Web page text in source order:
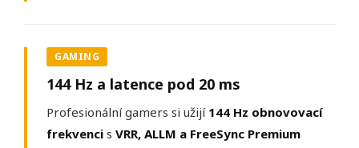
GAMING
144 Hz a latence pod 20 ms
Profesionální gamers si užijí 144 Hz obnovovací
frekvenci s VRR, ALLM a FreeSync Premium